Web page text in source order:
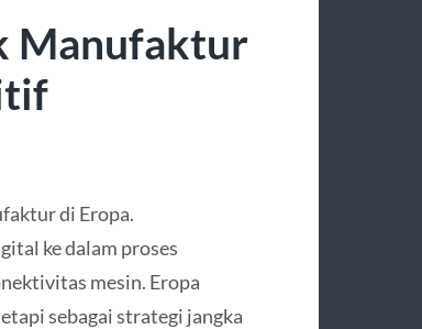
Manufaktur
di Eropa.
ke dalam proses
mesin. Eropa
sebagai strategi jangka